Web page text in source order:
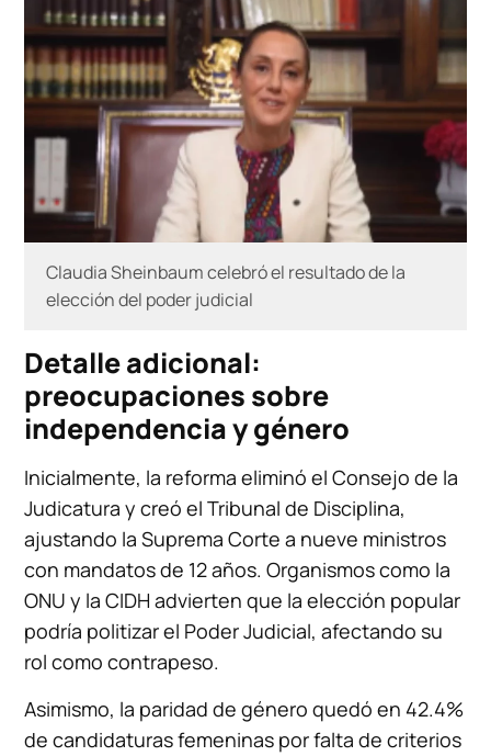
Claudia Sheinbaum celebró el resultado de la
elección del poder judicial
Detalle adicional:
preocupaciones sobre
independencia y género
Inicialmente, la reforma eliminó el Consejo de la
Judicatura y creó el Tribunal de Disciplina,
ajustando la Suprema Corte a nueve ministros
con mandatos de 12 años. Organismos como la
ONU y la CIDH advierten que la elección popular
podría politizar el Poder Judicial, afectando su
rol como contrapeso.
Asimismo, la paridad de género quedó en 42.4%
de candidaturas femeninas por falta de criterios